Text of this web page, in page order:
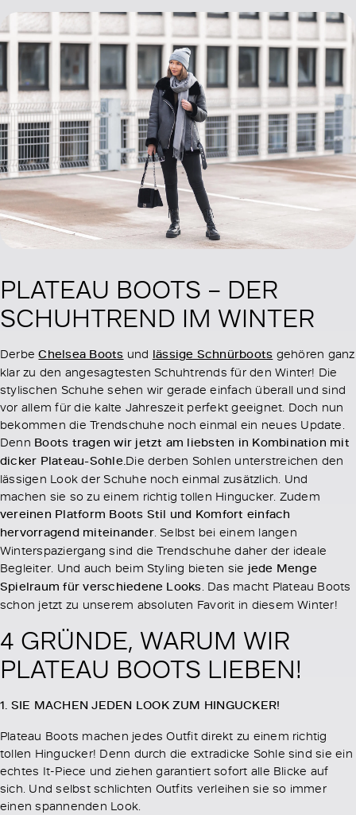
PLATEAU BOOTS – DER
SCHUHTREND IM WINTER
DerbeChelsea Boots und lässige Schnürboots gehören ganz
klar zu den angesagtesten Schuhtrends für den Winter! Die
stylischen Schuhe sehen wir gerade einfach überall und sind
vor allem für die kalte Jahreszeit perfekt geeignet. Doch nun
bekommen die Trendschuhe noch einmal ein neues Update.
Denn Boots tragen wir jetzt am liebsten in Kombination mit
dicker Plateau-Sohle.Die derben Sohlen unterstreichen den
lässigen Look der Schuhe noch einmal zusätzlich. Und
machen sie so zu einem richtig tollen Hingucker. Zudem
vereinen Platform Boots Stil und Komfort einfach
hervorragend miteinander. Selbst bei einem langen
Winterspaziergang sind die Trendschuhe daher der ideale
Begleiter. Und auch beim Styling bieten sie jede Menge
Spielraum für verschiedene Looks. Das macht Plateau Boots
schon jetzt zu unserem absoluten Favorit in diesem Winter!
4 GRÜNDE, WARUM WIR
PLATEAU BOOTS LIEBEN!
1. SIE MACHEN JEDEN LOOK ZUM HINGUCKER!
Plateau Boots machen jedes Outfit direkt zu einem richtig
tollen Hingucker! Denn durch die extradicke Sohle sind sie ein
echtes It-Piece und ziehen garantiert sofort alle Blicke auf
sich. Und selbst schlichten Outfits verleihen sie so immer
einen spannenden Look.